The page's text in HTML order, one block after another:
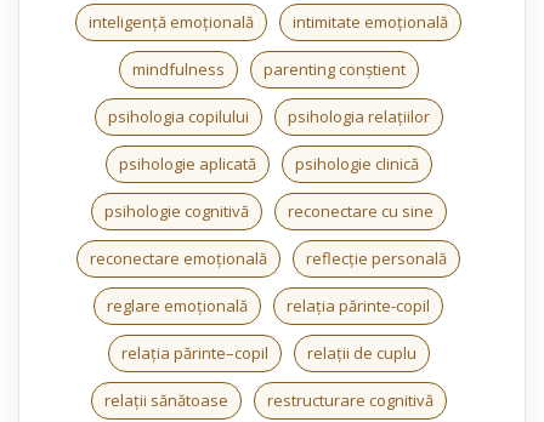
inteligență emoțională intimitate emoțională
mindfulness parenting conștient
psihologia copilului psihologia relațiilor
psihologie aplicată psihologie clinică
psihologie cognitivă reconectare cu sine
reconectare emoțională reflecție personală
reglare emoțională relația părinte-copil
relația părinte–copil relații de cuplu
relații sănătoase restructurare cognitivă